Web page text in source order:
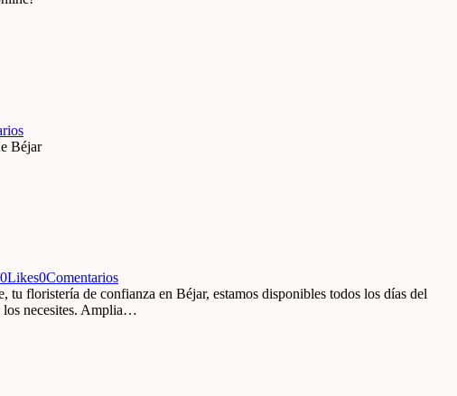
Béjar
0Likes0Comentarios
floristería de confianza en Béjar, estamos disponibles todos los días del
los necesites. Amplia…